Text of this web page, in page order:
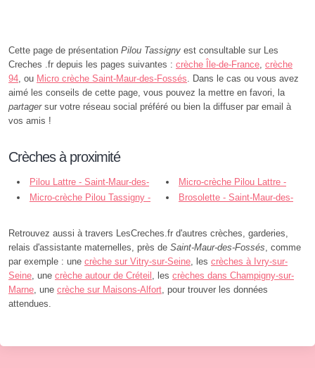
Cette page de présentation Pilou Tassigny est consultable sur Les
Creches .fr depuis les pages suivantes : crèche Île-de-France crèche
94 , ou Micro crèche Saint-Maur-des-Fossés . Dans le cas ou vous avez
aimé les conseils de cette page, vous pouvez la mettre en favori, la
partagersur votre réseau social préféré ou bien la diffuser par email à
vos amis !
Crèches à proximité
Pilou Lattre - Saint-Maur-des-
Fossés
Micro-crèche Pilou Lattre -
Saint-Maur-des-Fossés
Micro-crèche Pilou Tassigny -
Brosolette - Saint-Maur-des-
Retrouvez aussi à travers LesCreches.fr d'autres crèches, garderies,
relais d'assistante maternelles, près de Saint-Maur-des-Fossés , comme
par exemple : une crèche sur Vitry-sur-Seine , les crèches à Ivry-sur-
Seine , une crèche autour de Créteil , les crèches dans Champigny-sur-
Marne , une crèche sur Maisons-Alfort , pour trouver les données
attendues.